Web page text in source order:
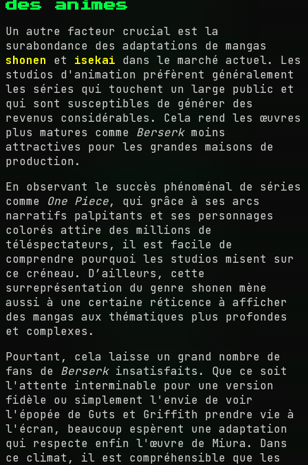
des animes
Un autre facteur crucial est la
surabondance des adaptations de mangas
shonen et isekai dans le marché actuel. Les
studios d'animation préfèrent généralement
les séries qui touchent un large public et
qui sont susceptibles de générer des
revenus considérables. Cela rend les œuvres
plus matures comme Berserkmoins
attractives pour les grandes maisons de
production.
En observant le succès phénoménal de séries
comme One Piece, qui grâce à ses arcs
narratifs palpitants et ses personnages
colorés attire des millions de
téléspectateurs, il est facile de
comprendre pourquoi les studios misent sur
ce créneau. D’ailleurs, cette
surreprésentation du genre shonen mène
aussi à une certaine réticence à afficher
des mangas aux thématiques plus profondes
et complexes.
Pourtant, cela laisse un grand nombre de
fans de Berserkinsatisfaits. Que ce soit
l'attente interminable pour une version
fidèle ou simplement l'envie de voir
l'épopée de Guts et Griffith prendre vie à
l'écran, beaucoup espèrent une adaptation
qui respecte enfin l'œuvre de Miura. Dans
ce climat, il est compréhensible que les